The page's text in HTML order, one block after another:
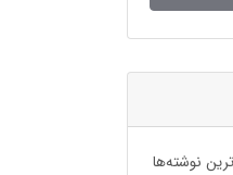
نوشته‌ها